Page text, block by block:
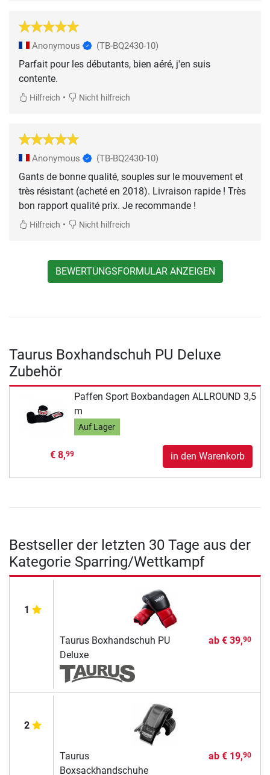
Anonymous (TB-BQ2430-10)
Parfait pour les débutants, bien aéré, j'en suis
contente.
Hilfreich • Nicht hilfreich
Anonymous (TB-BQ2430-10)
Gants de bonne qualité, souples sur le mouvement et
très résistant (acheté en 2018). Livraison rapide ! Très
bon rapport qualité prix. Je recommande !
Hilfreich • Nicht hilfreich
BEWERTUNGSFORMULAR ANZEIGEN
Taurus Boxhandschuh PU Deluxe
Zubehör
Paffen Sport Boxbandagen ALLROUND 3,5
m
Auf Lager
€ 8,99 in den Warenkorb
Bestseller der letzten 30 Tage aus der
Kategorie Sparring/Wettkampf
1
Taurus Boxhandschuh PU
Deluxe
ab € 39,90
2
Taurus
Boxsackhandschuhe
ab € 19,90